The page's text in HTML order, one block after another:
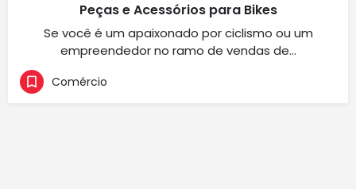
Peças e Acessórios para Bikes
Se você é um apaixonado por ciclismo ou um
empreendedor no ramo de vendas de…
Comércio